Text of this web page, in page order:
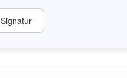
Signatur